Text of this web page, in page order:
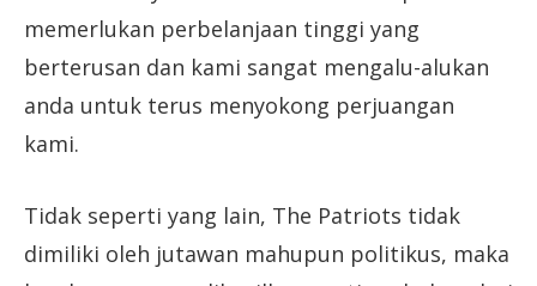
memerlukan perbelanjaan tinggi yang
berterusan dan kami sangat mengalu-alukan
anda untuk terus menyokong perjuangan
kami.
Tidak seperti yang lain, The Patriots tidak
dimiliki oleh jutawan mahupun politikus, maka